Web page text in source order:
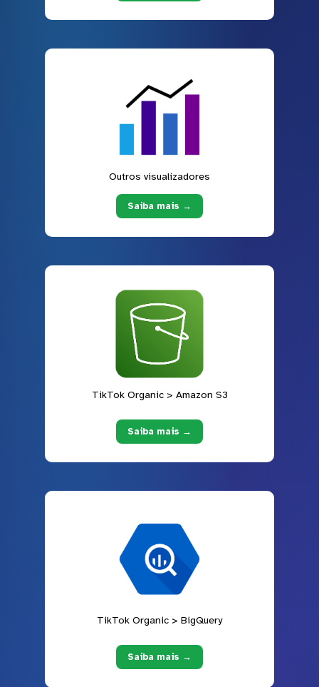
Outros visualizadores
Saiba mais →
TikTok Organic > Amazon S3
Saiba mais →
TikTok Organic > BigQuery
Saiba mais →